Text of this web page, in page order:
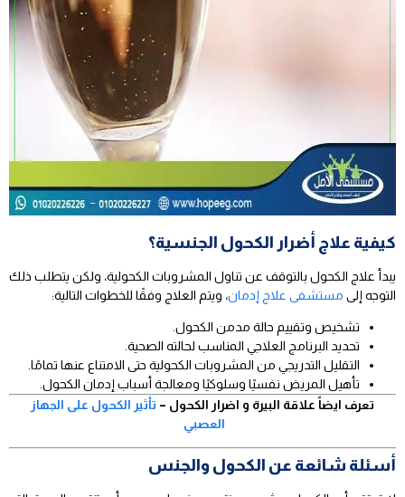
كيفية علاج أضرار الكحول الجنسية؟
يبدأ علاج الكحول بالتوقف عن تناول المشروبات الكحولية، ولكن يتطلب ذلك
التوجه إلى مستشفى علاج إدمان، ويتم العلاج وفقًا للخطوات التالية:
تشخيص وتقييم حالة مدمن الكحول.
تحديد البرنامج العلاجي المناسب لحالته الصحية.
التقليل التدريجي من المشروبات الكحولية حتى الامتناع عنها تمامًا.
تأهيل المريض نفسيًا وسلوكيًا ومعالجة أسباب إدمان الكحول.
تعرف ايضاً علاقة البيرة و اضرار الكحول – تأثير الكحول على الجهاز
العصبي
أسئلة شائعة عن الكحول والجنس